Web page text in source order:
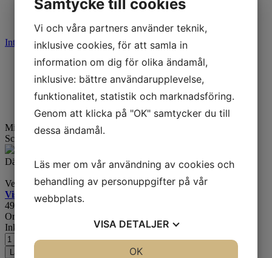
Fyndkorg
Varumärken
Integritetspolicy Cookies
Start
Varumärken
Mitas
Mitas B14 3,50-10
Mitas B14 3,50-10 59J TT Fram/Bak
Scooter
Däck för slangmontage. Godkänt för 100 km/h.
Veteran-mönster för blandade underlag.
Visa alla storlekar för denna modell >>>
499
Ord. pris:
Inkl. moms
Lägg i varukorgen
Samtycke till cookies
Vi och våra partners använder teknik,
inklusive cookies, för att samla in
information om dig för olika ändamål,
inklusive: bättre användarupplevelse,
funktionalitet, statistik och marknadsföring.
Genom att klicka på "OK" samtycker du till
dessa ändamål.
Läs mer om vår användning av cookies och
behandling av personuppgifter på vår
webbplats.
VISA DETALJER
OK